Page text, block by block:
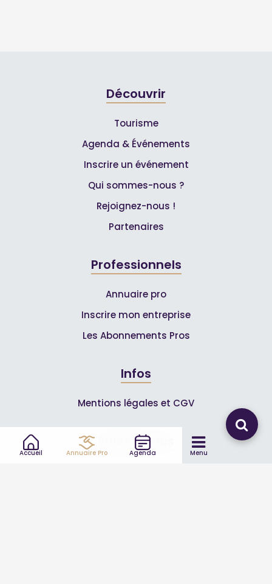
Accueil Annuaire Pro Agenda Menu
Découvrir
Tourisme
Agenda & Événements
Inscrire un événement
Qui sommes-nous ?
Rejoignez-nous !
Partenaires
Professionnels
Annuaire pro
Inscrire mon entreprise
Les Abonnements Pros
Infos
Mentions légales et CGV
Suivez-nous